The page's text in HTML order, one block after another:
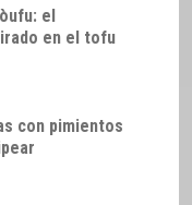
el
en el tofu
con pimientos